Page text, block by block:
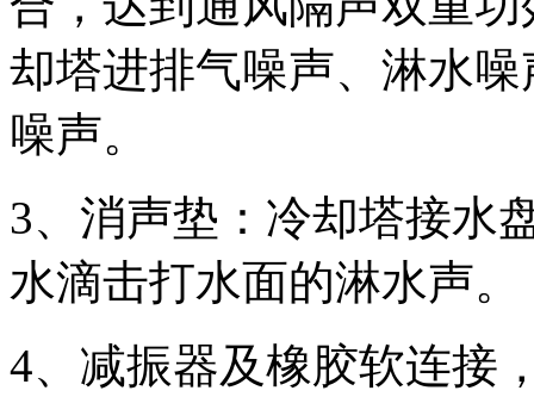
却塔进排气噪声、淋水
噪声。
3、消声垫：冷却塔接水
水滴击打水面的淋水声。
4、减振器及橡胶软连接